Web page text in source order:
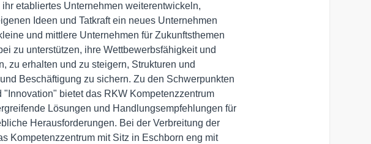
etabliertes Unternehmen weiterentwickeln,
Ideen und Tatkraft ein neues Unternehmen
und mittlere Unternehmen für Zukunftsthemen
zu unterstützen, ihre Wettbewerbsfähigkeit und
zu erhalten und zu steigern, Strukturen und
Beschäftigung zu sichern. Zu den Schwerpunkten
bietet das RKW Kompetenzzentrum
Lösungen und Handlungsempfehlungen für
Herausforderungen. Bei der Verbreitung der
Kompetenzzentrum mit Sitz in Eschborn eng mit